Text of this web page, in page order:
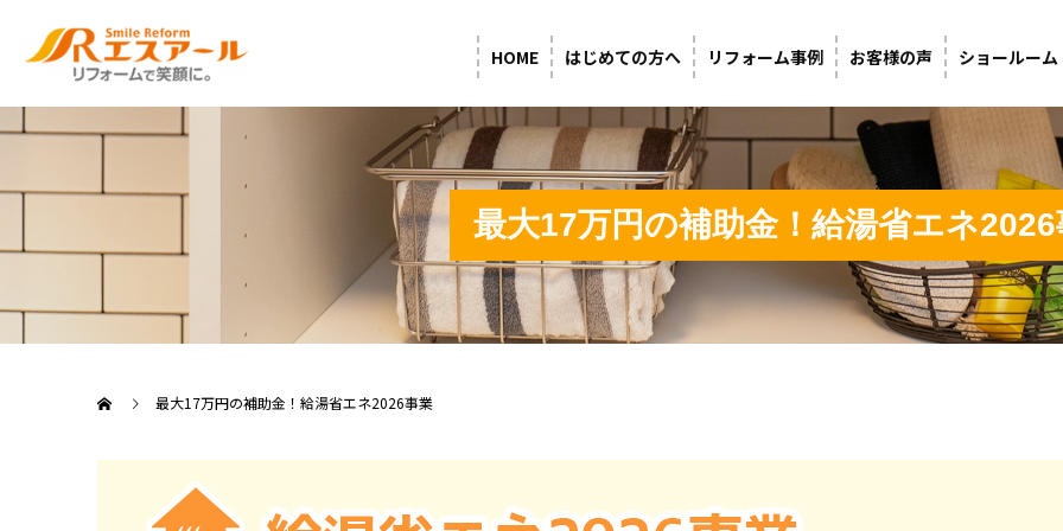
HOME はじめての方へ リフォーム事例 お客様の声 ショールーム
最大17万円の補助金！給湯省エネ2026
最大17万円の補助金！給湯省エネ2026事業